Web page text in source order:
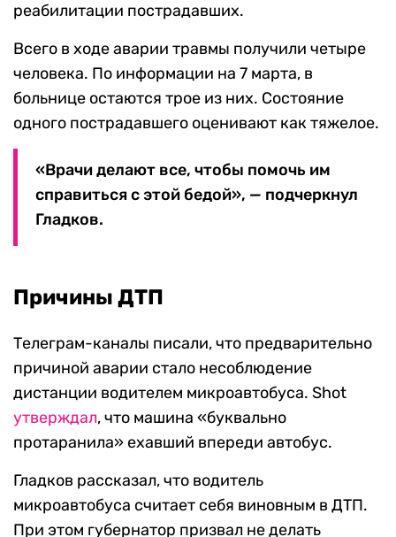
реабилитации пострадавших.
Всего в ходе аварии травмы получили четыре
человека. По информации на 7 марта, в
больнице остаются трое из них. Состояние
одного пострадавшего оценивают как тяжелое.
«Врачи делают все, чтобы помочь им
справиться с этой бедой», — подчеркнул
Гладков.
Причины ДТП
Телеграм-каналы писали, что предварительно
причиной аварии стало несоблюдение
дистанции водителем микроавтобуса. Shot
утверждал, что машина «буквально
протаранила» ехавший впереди автобус.
Гладков рассказал, что водитель
микроавтобуса считает себя виновным в ДТП.
При этом губернатор призвал не делать